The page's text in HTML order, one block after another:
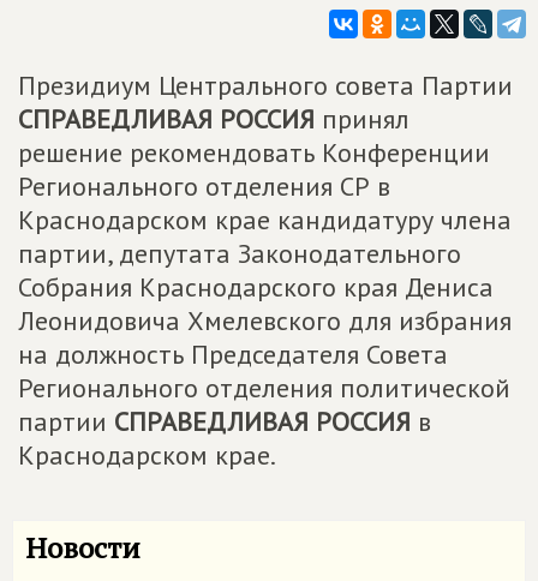
Президиум Центрального совета Партии
СПРАВЕДЛИВАЯ РОССИЯ принял
решение рекомендовать Конференции
Регионального отделения СР в
Краснодарском крае кандидатуру члена
партии, депутата Законодательного
Собрания Краснодарского края Дениса
Леонидовича Хмелевского для избрания
на должность Председателя Совета
Регионального отделения политической
партии СПРАВЕДЛИВАЯ РОССИЯ в
Краснодарском крае.
Новости